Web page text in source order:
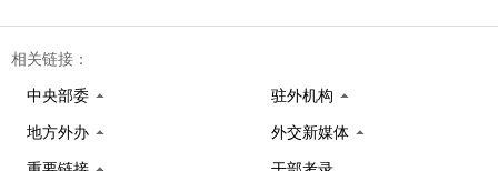
相关链接：
中央部委 驻外机构
地方外办 外交新媒体